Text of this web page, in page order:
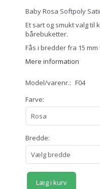
Baby Rosa Softpoly
Et sart og smukt valg til
bårebuketter.
Fås i bredder fra 15 mm
Mere information
Model/varenr.: F04
Farve:
Bredde:
Læg i kurv